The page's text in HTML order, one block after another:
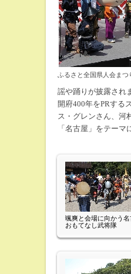
ふるさと全国県人会ま
謡や踊りが披露され
開府400年をPRする
ス・グレンさん、河
「名古屋」をテーマ
颯爽と会場に向かう名
おもてなし武将隊